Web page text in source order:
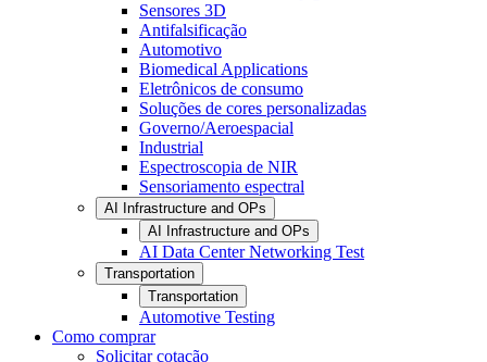
Sensores 3D
Antifalsificação
Automotivo
Biomedical Applications
Eletrônicos de consumo
Soluções de cores personalizadas
Governo/Aeroespacial
Industrial
Espectroscopia de NIR
Sensoriamento espectral
AI Infrastructure and OPs
AI Infrastructure and OPs
AI Data Center Networking Test
Transportation
Transportation
Automotive Testing
Como comprar
Solicitar cotação